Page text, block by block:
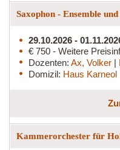
Saxophon - Ensemble
29.10.2026 -
€ 750 - Weitere
Dozenten: Ax, Volker |
Domizil: Haus Karneol
Kammerorchester für